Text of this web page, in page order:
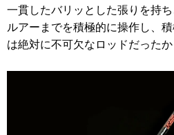
一貫したバリッとした張りを持
ルアーまでを積極的に操作し、
は絶対に不可欠なロッドだったか